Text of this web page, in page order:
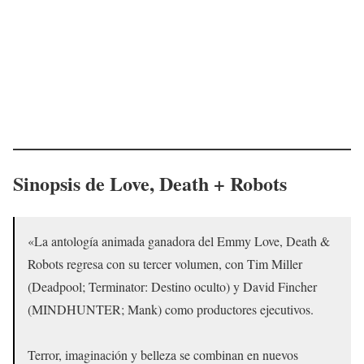
Sinopsis de Love, Death + Robots
«La antología animada ganadora del Emmy Love, Death &
Robots regresa con su tercer volumen, con Tim Miller
(Deadpool; Terminator: Destino oculto) y David Fincher
(MINDHUNTER; Mank) como productores ejecutivos.
Terror, imaginación y belleza se combinan en nuevos